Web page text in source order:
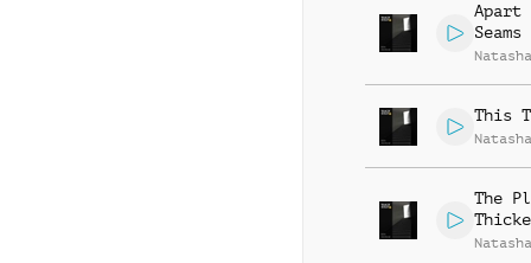
Apart
Seams
This
The